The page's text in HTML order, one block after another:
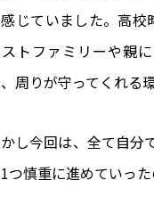
じていました。高
トファミリーや親
周りが守ってくれる
し今回は、全て自分
つ慎重に進めていった